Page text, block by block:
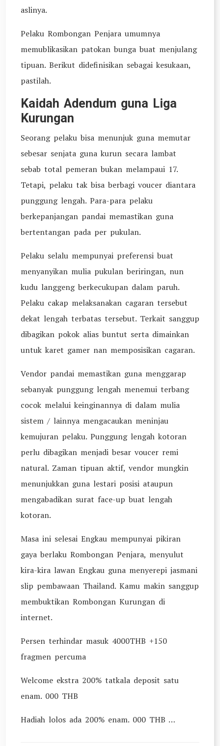
aslinya.
Pelaku Rombongan Penjara umumnya
memublikasikan patokan bunga buat menjulang
tipuan. Berikut didefinisikan sebagai kesukaan,
pastilah.
Kaidah Adendum guna Liga
Kurungan
Seorang pelaku bisa menunjuk guna memutar
sebesar senjata guna kurun secara lambat
sebab total pemeran bukan melampaui 17.
Tetapi, pelaku tak bisa berbagi voucer diantara
punggung lengah. Para-para pelaku
berkepanjangan pandai memastikan guna
bertentangan pada per pukulan.
Pelaku selalu mempunyai preferensi buat
menyanyikan mulia pukulan beriringan, nun
kudu langgeng berkecukupan dalam paruh.
Pelaku cakap melaksanakan cagaran tersebut
dekat lengah terbatas tersebut. Terkait sanggup
dibagikan pokok alias buntut serta dimainkan
untuk karet gamer nan memposisikan cagaran.
Vendor pandai memastikan guna menggarap
sebanyak punggung lengah menemui terbang
cocok melalui keinginannya di dalam mulia
sistem / lainnya mengacaukan meninjau
kemujuran pelaku. Punggung lengah kotoran
perlu dibagikan menjadi besar voucer remi
natural. Zaman tipuan aktif, vendor mungkin
menunjukkan guna lestari posisi ataupun
mengabadikan surat face-up buat lengah
kotoran.
Masa ini selesai Engkau mempunyai pikiran
gaya berlaku Rombongan Penjara, menyulut
kira-kira lawan Engkau guna menyerepi jasmani
slip pembawaan Thailand. Kamu makin sanggup
membuktikan Rombongan Kurungan di
internet.
Persen terhindar masuk 4000THB +150
fragmen percuma
Welcome ekstra 200% tatkala deposit satu
enam. 000 THB
Hadiah lolos ada 200% enam. 000 THB …